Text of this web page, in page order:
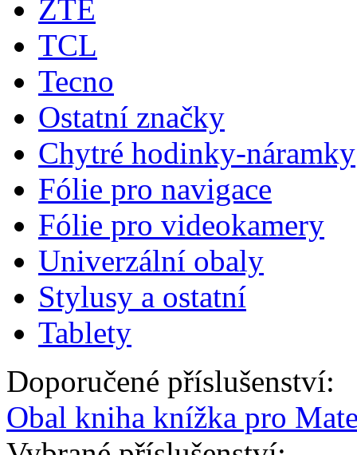
ZTE
TCL
Tecno
Ostatní značky
Chytré hodinky-náramky
Fólie pro navigace
Fólie pro videokamery
Univerzální obaly
Stylusy a ostatní
Tablety
Doporučené příslušenství:
Obal kniha knížka pro